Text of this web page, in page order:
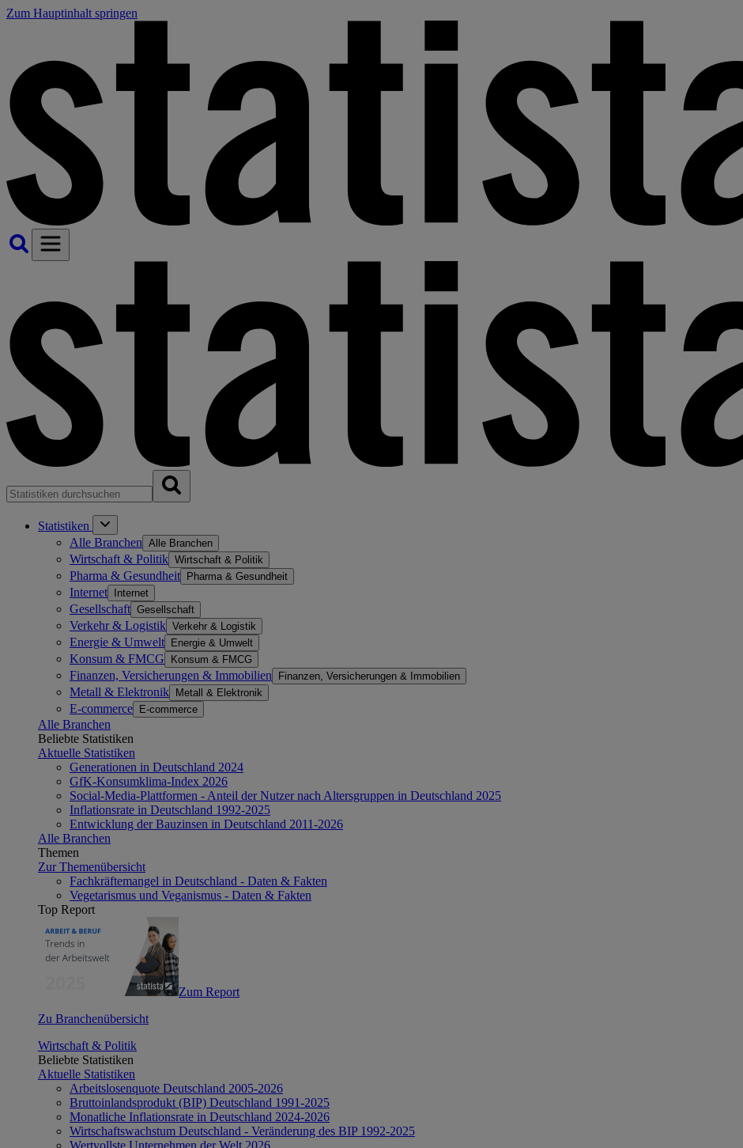
Zum Hauptinhalt springen
Statistiken
Alle Branchen Alle Branchen
Wirtschaft & Politik Wirtschaft & Politik
Pharma & Gesundheit Pharma & Gesundheit
Internet Internet
Gesellschaft Gesellschaft
Verkehr & Logistik Verkehr & Logistik
Energie & Umwelt Energie & Umwelt
Konsum & FMCG Konsum & FMCG
Finanzen, Versicherungen & Immobilien Finanzen, Versicherungen & Immobilien
Metall & Elektronik Metall & Elektronik
E-commerce E-commerce
Alle Branchen
Beliebte Statistiken
Aktuelle Statistiken
Generationen in Deutschland 2024
GfK-Konsumklima-Index 2026
Social-Media-Plattformen - Anteil der Nutzer nach Altersgruppen in Deutschland 2025
Inflationsrate in Deutschland 1992-2025
Entwicklung der Bauzinsen in Deutschland 2011-2026
Alle Branchen
Themen
Zur Themenübersicht
Fachkräftemangel in Deutschland - Daten & Fakten
Vegetarismus und Veganismus - Daten & Fakten
Top Report
Zum Report
Zu Branchenübersicht
Wirtschaft & Politik
Beliebte Statistiken
Aktuelle Statistiken
Arbeitslosenquote Deutschland 2005-2026
Bruttoinlandsprodukt (BIP) Deutschland 1991-2025
Monatliche Inflationsrate in Deutschland 2024-2026
Wirtschaftswachstum Deutschland - Veränderung des BIP 1992-2025
Wertvollste Unternehmen der Welt 2026